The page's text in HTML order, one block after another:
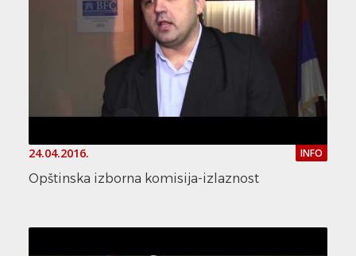
24.04.2016. INFO
Opštinska izborna komisija-izlaznost